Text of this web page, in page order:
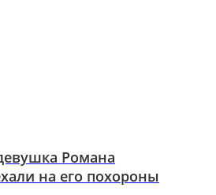
Романа
на его похороны